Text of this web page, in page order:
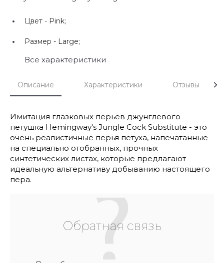
Цвет - Pink;
Размер - Large;
Все характеристики
Описание Характеристики Отзывы
Имитация глазковых перьев джунглевого
петушка Hemingway's Jungle Cock Substitute - это
очень реалистичные перья петуха, напечатанные
на специально отобранных, прочных
синтетических листах, которые предлагают
идеальную альтернативу добыванию настоящего
пера.
Обратная связь